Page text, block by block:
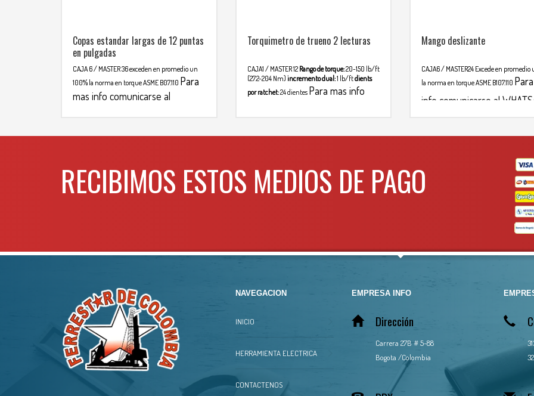
Copas estandar largas de 12 puntas
en pulgadas
CAJA 6 / MASTER 36exceden en promedio un
100% la norma en torque ASME B07.110 Para
mas info comunicarse al
Torquimetro de trueno 2 lecturas
CAJA1 / MASTER 12 Rango de torque:20-150 lb/ft
(27.2-204 Nm) incremento dual:1 lb/ftdients
por ratchet:24 dientes Para mas info
Mango deslizante
CAJA6 / MASTER24 Excede en promedio
la norma en torque ASME B107.110
info comunicarse al
RECIBIMOS ESTOS MEDIOS DE PAGO
NAVEGACION
INICIO
HERRAMIENTA ELECTRICA
CONTACTENOS
EMPRESA INFO
Dirección
Carrera 27B # 5-88
Bogota /Colombia